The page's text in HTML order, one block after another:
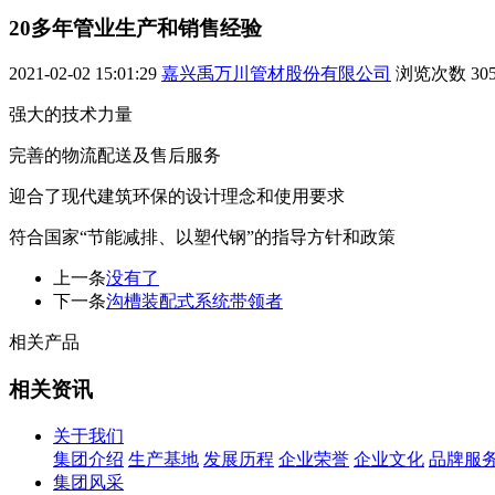
20多年管业生产和销售经验
2021-02-02 15:01:29 嘉兴禹万川管材股份有限公司 浏览次数
强大的技术力量
完善的物流配送及售后服务
迎合了现代建筑环保的设计理念和使用要求
符合国家“节能减排、以塑代钢”的指导方针和政策
上一条没有了
下一条沟槽装配式系统带领者
相关产品
相关资讯
关于我们
集团介绍 生产基地 发展历程 企业荣誉 企业文化 品牌服
集团风采